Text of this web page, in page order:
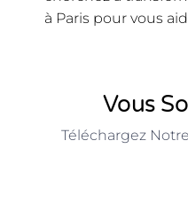
à Paris pour vous
Vous
Téléchargez